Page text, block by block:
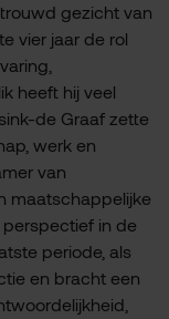
gezicht van
vier jaar de rol
heeft hij veel
de Graaf zette
werk en
van
maatschappelijke
in de
periode, als
en bracht een